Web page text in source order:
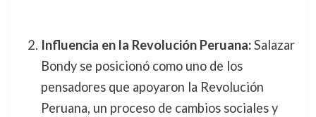
Influencia en la Revolución Peruana:Salazar
Bondy se posicionó como uno de los
pensadores que apoyaron la Revolución
Peruana, un proceso de cambios sociales y